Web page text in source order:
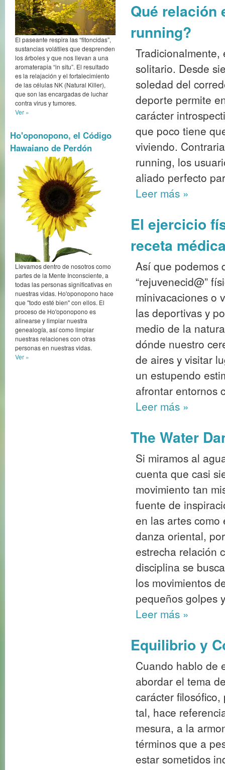
El paseante respira las “fitoncidas”,
sustancias volátiles que desprenden
los árboles y que nos llevan a una
aromaterapia “in situ”. El resultado
es la relajación y el fortalecimiento
de las células NK (Natural Killer),
que son las encargadas de luchar
contra virus y tumores.
Ver »
Ho'oponopono, el Código
Hawaiano de Perdón
Llevamos dentro de nosotros como
partes de la Mente Inconsciente, a
todas las personas significativas en
nuestras vidas. Ho'oponopono hace
que "todo esté bien" con ellos. El
proceso de Ho'oponopono es
alinearse y limpiar nuestra
genealogía, así como limpiar
nuestras relaciones con otras
personas en nuestras vidas.
Ver »
Qué relación
running?
solitario. Desde
soledad del
deporte permite
carácter
que poco tiene
viviendo.
running, los
aliado perfecto
Leer más »
El ejercicio
receta
Así que podemos
“rejuvenecid@”
minivacaciones o
las deportivas y
medio de la
dónde nuestro
de aires y visitar
un estupendo
afrontar entornos
Leer más »
The Water
Si miramos al
cuenta que casi
movimiento tan
fuente de
en las artes
danza oriental,
estrecha relación
disciplina se
los movimientos
pequeños golpes
Leer más »
Equilibrio y
Cuando hablo de
abordar el tema
carácter
tal, hace
mesura, a la
términos que a
estar sometidos